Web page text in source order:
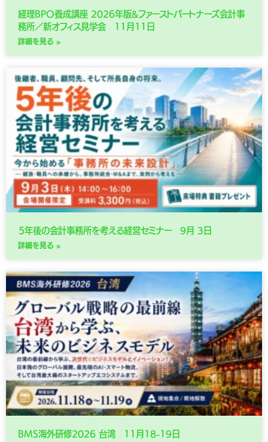
経理BPO養成講座 2026年版&ファーストパートナーズ会計事
務所／新オフィス見学会 11月11日
詳細を見る »
５年後の会計事務所を考える経営セミナー 9月 3日
詳細を見る »
BMS海外研修2026 台湾 11月18-19日